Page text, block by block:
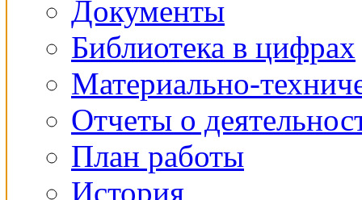
Документы
Библиотека в цифрах
Материально-
Отчеты о
План работы
История